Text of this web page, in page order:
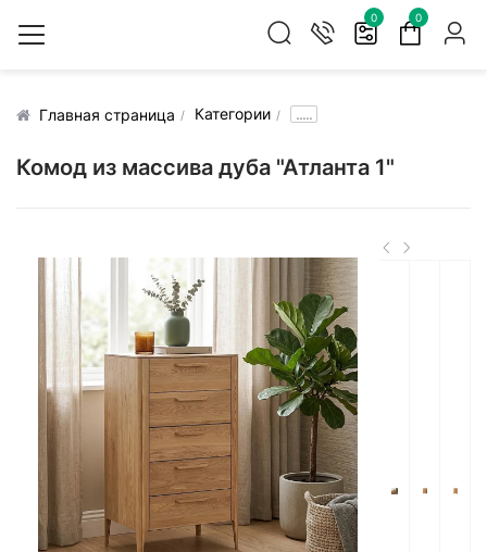
0 0
Главная страница Категории .....
Комод из массива дуба "Атланта 1"